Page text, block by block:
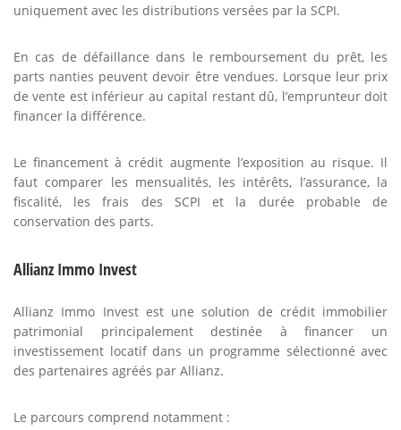
uniquement avec les distributions versées par la SCPI.
En cas de défaillance dans le remboursement du prêt, les
parts nanties peuvent devoir être vendues. Lorsque leur prix
de vente est inférieur au capital restant dû, l’emprunteur doit
financer la différence.
Le financement à crédit augmente l’exposition au risque. Il
faut comparer les mensualités, les intérêts, l’assurance, la
fiscalité, les frais des SCPI et la durée probable de
conservation des parts.
Allianz Immo Invest
Allianz Immo Invest est une solution de crédit immobilier
patrimonial principalement destinée à financer un
investissement locatif dans un programme sélectionné avec
des partenaires agréés par Allianz.
Le parcours comprend notamment :